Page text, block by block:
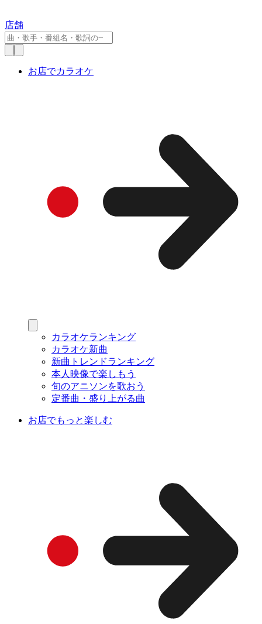
店舗
お店でカラオケ
カラオケランキング
カラオケ新曲
新曲トレンドランキング
本人映像で楽しもう
旬のアニソンを歌おう
定番曲・盛り上がる曲
お店でもっと楽しむ